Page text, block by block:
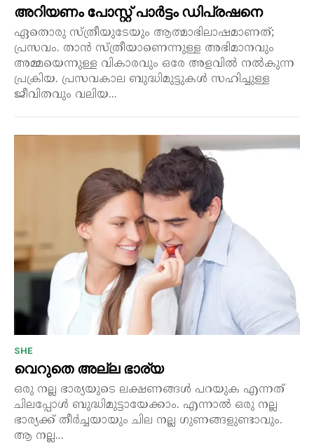
അറിയണം പോസ്റ്റ് പാർട്ടം ഡിപ്രഷനെ
ഏതൊരു സ്ത്രീയുടേയും ആത്മാഭിലാഷമാണത്;
പ്രസവം. താൻ സ്ത്രീയാണെന്നുള്ള അഭിമാനവും
അമ്മയെന്നുള്ള വികാരവും ഒരേ അളവിൽ നൽകുന്ന
പ്രക്രിയ. പ്രസവകാല ബുദ്ധിമുട്ടുകൾ സഹിച്ചുള്ള
ജീവിതവും വലിയ...
SHE
വെറുതെ അല്ല ഭാര്യ
ഒരു നല്ല ഭാര്യയുടെ ലക്ഷണങ്ങൾ പറയുക എന്നത്
ചിലപ്പോൾ ബുദ്ധിമുട്ടായേക്കാം. എന്നാൽ ഒരു നല്ല
ഭാര്യക്ക് തീർച്ചയായും ചില നല്ല ഗുണങ്ങളുണ്ടാവും.
ആ നല്ല...